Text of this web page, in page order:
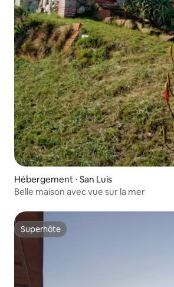
Hébergement ⋅ San Luis
Belle maison avec vue sur la mer
Superhôte
Superhôte